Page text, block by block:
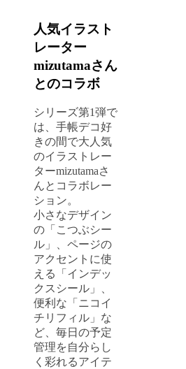
人気イラスト
レーター
mizutamaさん
とのコラボ
シリーズ第1弾で
は、手帳デコ好
きの間で大人気
のイラストレー
ターmizutamaさ
んとコラボレー
ション。
小さなデザイン
の「こつぶシー
ル」、ページの
アクセントに使
える「インデッ
クスシール」、
便利な「ニコイ
チリフィル」な
ど、毎日の予定
管理を自分らし
く彩れるアイテ